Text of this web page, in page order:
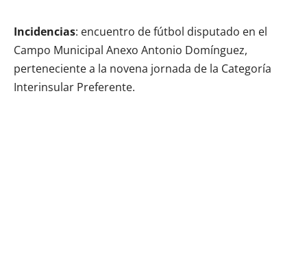
Incidencias: encuentro de fútbol disputado en el
Campo Municipal Anexo Antonio Domínguez,
perteneciente a la novena jornada de la Categoría
Interinsular Preferente.